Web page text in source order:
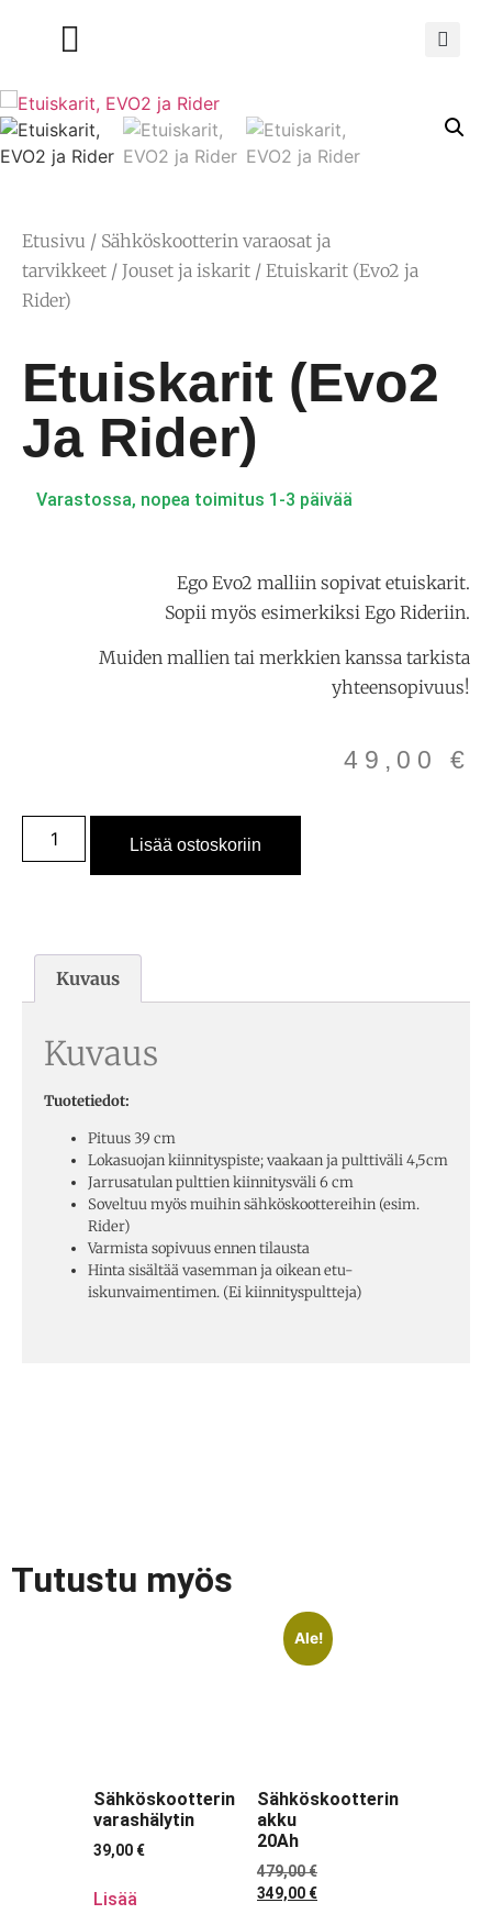
Etusivu / Sähköskootterin varaosat ja
tarvikkeet / Jouset ja iskarit / Etuiskarit (Evo2 ja
Rider)
Etuiskarit (Evo2
Ja Rider)
Varastossa, nopea toimitus 1-3 päivää
Ego Evo2 malliin sopivat etuiskarit.
Sopii myös esimerkiksi Ego Rideriin.
Muiden mallien tai merkkien kanssa tarkista
yhteensopivuus!
49,00 €
Lisää ostoskoriin
Kuvaus
Kuvaus
Tuotetiedot:
Pituus 39 cm
Lokasuojan kiinnityspiste; vaakaan ja pulttiväli 4,5cm
Jarrusatulan pulttien kiinnitysväli 6 cm
Soveltuu myös muihin sähköskoottereihin (esim.
Rider)
Varmista sopivuus ennen tilausta
Hinta sisältää vasemman ja oikean etu-
iskunvaimentimen. (Ei kiinnityspultteja)
Tutustu myös
Sähköskootterin
varashälytin
39,00 €
Lisää
Ale!
Sähköskootterin
akku
20Ah
479,00€
349,00 €